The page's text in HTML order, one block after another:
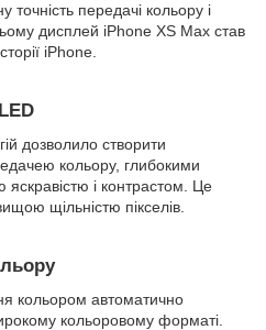
передачі кольору і
дисплей iPhone XS Max став
iPhone.
дозволило створити
кольору, глибокими
і контрастом. Це
щільністю пікселів.
кольором автоматично
кольоровому форматі.